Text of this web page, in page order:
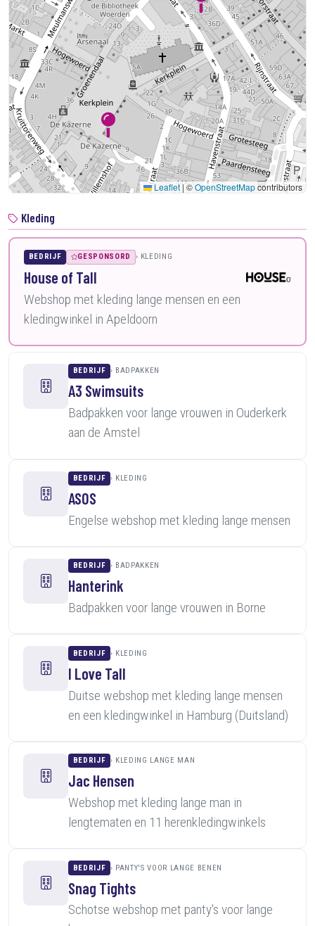
Kaart laden...
Leaflet | ©OpenStreetMapcontributors
Kleding
BEDRIJF GESPONSORD KLEDING
House of Tall
Webshop met kleding lange mensen en een
kledingwinkel in Apeldoorn
BEDRIJF BADPAKKEN
A3 Swimsuits
Badpakken voor lange vrouwen in Ouderkerk
aan de Amstel
BEDRIJF KLEDING
ASOS
Engelse webshop met kleding lange mensen
BEDRIJF BADPAKKEN
Hanterink
Badpakken voor lange vrouwen in Borne
BEDRIJF KLEDING
I Love Tall
Duitse webshop met kleding lange mensen
en een kledingwinkel in Hamburg (Duitsland)
BEDRIJF KLEDING LANGE MAN
Jac Hensen
Webshop met kleding lange man in
lengtematen en 11 herenkledingwinkels
BEDRIJF PANTY'S VOOR LANGE BENEN
Snag Tights
Schotse webshop met panty's voor lange